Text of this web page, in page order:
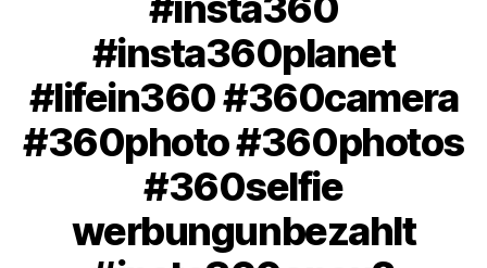
#insta360planet
#lifein360 #360camera
#360photo #360photos
#360selfie
werbungunbezahlt